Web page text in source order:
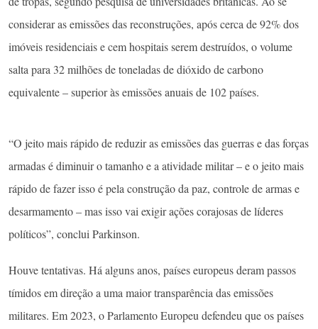
considerar as emissões das reconstruções, após cerca de 92% dos
imóveis residenciais e cem hospitais serem destruídos, o volume
salta para 32 milhões de toneladas de dióxido de carbono
equivalente – superior às emissões anuais de 102 países.
“O jeito mais rápido de reduzir as emissões das guerras e das forças
armadas é diminuir o tamanho e a atividade militar – e o jeito mais
rápido de fazer isso é pela construção da paz, controle de armas e
desarmamento – mas isso vai exigir ações corajosas de líderes
políticos”, conclui Parkinson.
Houve tentativas. Há alguns anos, países europeus deram passos
tímidos em direção a uma maior transparência das emissões
militares. Em 2023, o Parlamento Europeu defendeu que os países